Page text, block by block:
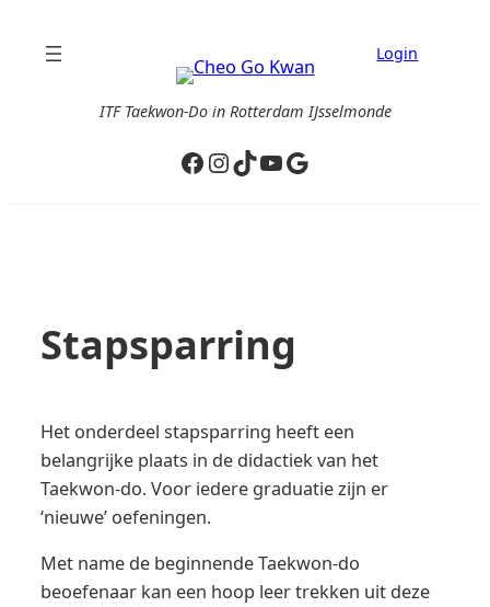
Login
ITF Taekwon-Do in Rotterdam IJsselmonde
Facebook
Instagram
TikTok
YouTube
Google
Stapsparring
Het onderdeel stapsparring heeft een
belangrijke plaats in de didactiek van het
Taekwon-do. Voor iedere graduatie zijn er
‘nieuwe’ oefeningen.
Met name de beginnende Taekwon-do
beoefenaar kan een hoop leer trekken uit deze